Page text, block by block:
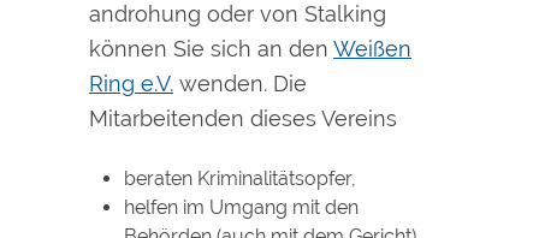
androhung oder von Stalking
können Sie sich an den Weißen
Ring e.V. wenden. Die
Mitarbeitenden dieses Vereins
beraten Kriminalitätsopfer,
helfen im Umgang mit den